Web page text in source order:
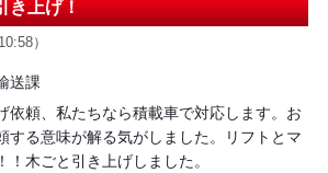
き上げ！
）
送課
依頼、私たちなら積載車で対応します。お
する意味が解る気がしました。リフトとマ
木ごと引き上げしました。